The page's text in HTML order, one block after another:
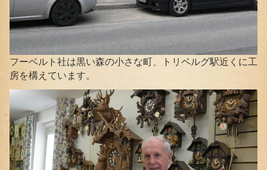
フーベルト社は黒い森の小さな町、トリベルグ駅近くに工
房を構えています。